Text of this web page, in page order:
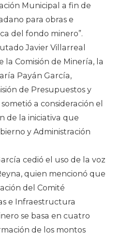
Municipal a fin de
para obras e
del fondo minero”.
Javier Villarreal
la Comisión de Minería, la
Payán García,
de Presupuestos y
a consideración el
de la iniciativa que
y Administración
cedió el uso de la voz
quien mencionó que
del Comité
e Infraestructura
se basa en cuatro
de los montos